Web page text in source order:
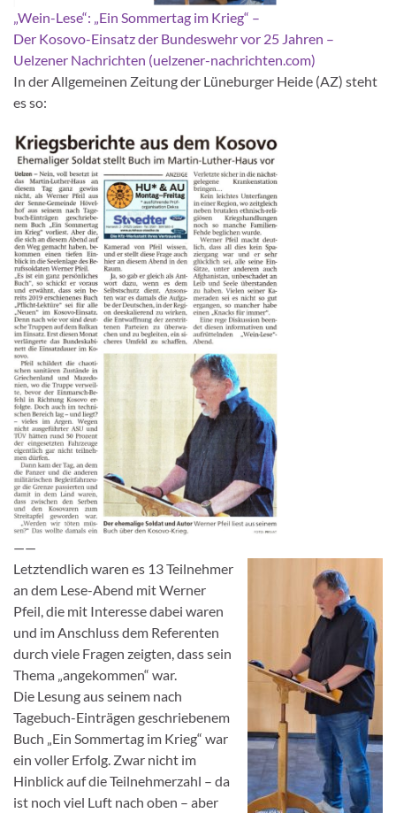
„Wein-Lese“: „Ein Sommertag im Krieg“ –
Der Kosovo-Einsatz der Bundeswehr vor 25 Jahren –
Uelzener Nachrichten (uelzener-nachrichten.com)
In der Allgemeinen Zeitung der Lüneburger Heide (AZ) steht
es so:
——
Letztendlich waren es 13 Teilnehmer
an dem Lese-Abend mit Werner
Pfeil, die mit Interesse dabei waren
und im Anschluss dem Referenten
durch viele Fragen zeigten, dass sein
Thema „angekommen“ war.
Die Lesung aus seinem nach
Tagebuch-Einträgen geschriebenem
Buch „Ein Sommertag im Krieg“ war
ein voller Erfolg. Zwar nicht im
Hinblick auf die Teilnehmerzahl – da
ist noch viel Luft nach oben – aber